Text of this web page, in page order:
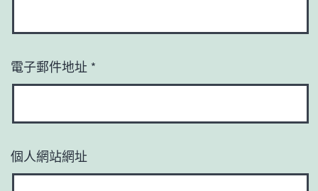
電子郵件地址 *
個人網站網址